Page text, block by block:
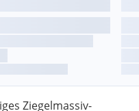
Ziegelmassiv-